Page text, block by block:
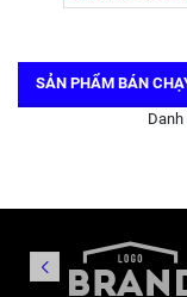
SẢN PHẨM BÁN